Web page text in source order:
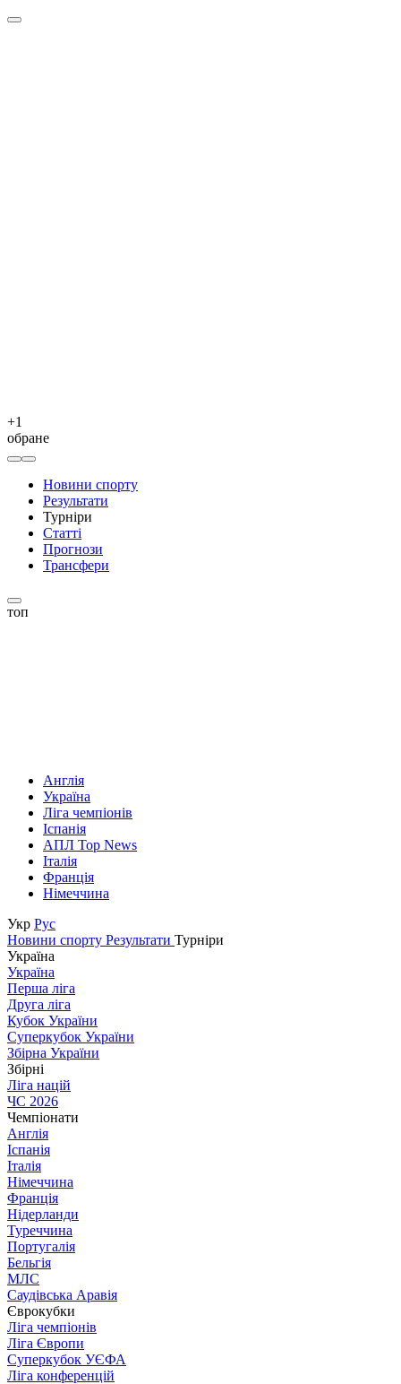
+1
обране
Новини спорту
Результати
Турніри
Статті
Прогнози
Трансфери
топ
Англія
Україна
Ліга чемпіонів
Іспанія
АПЛ Top News
Італія
Франція
Німеччина
Укр Рус
Новини спорту Результати Турніри
Україна
Україна
Перша ліга
Друга ліга
Кубок України
Суперкубок України
Збірна України
Збірні
Ліга націй
ЧС 2026
Чемпіонати
Англія
Іспанія
Італія
Німеччина
Франція
Нідерланди
Туреччина
Португалія
Бельгія
МЛС
Саудівська Аравія
Єврокубки
Ліга чемпіонів
Ліга Європи
Суперкубок УЄФА
Ліга конференцій